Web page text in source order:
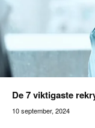
Addilon
De 7 viktigaste
10 september, 2024